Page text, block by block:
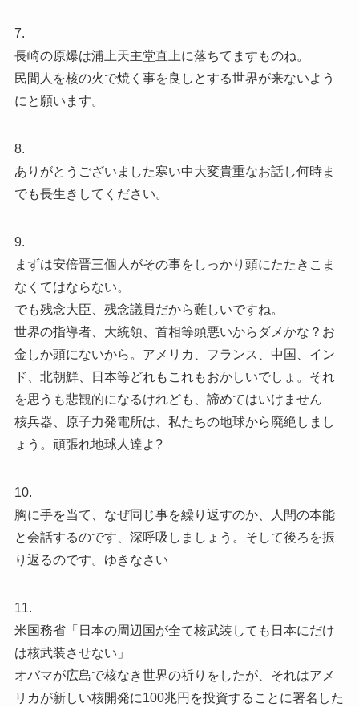
7.
長崎の原爆は浦上天主堂直上に落ちてますものね。
民間人を核の火で焼く事を良しとする世界が来ないよう
にと願います。
8.
ありがとうございました寒い中大変貴重なお話し何時ま
でも長生きしてください。
9.
まずは安倍晋三個人がその事をしっかり頭にたたきこま
なくてはならない。
でも残念大臣、残念議員だから難しいですね。
世界の指導者、大統領、首相等頭悪いからダメかな？お
金しか頭にないから。アメリカ、フランス、中国、イン
ド、北朝鮮、日本等どれもこれもおかしいでしょ。それ
を思うも悲観的になるけれども、諦めてはいけません
核兵器、原子力発電所は、私たちの地球から廃絶しまし
ょう。頑張れ地球人達よ?
10.
胸に手を当て、なぜ同じ事を繰り返すのか、人間の本能
と会話するのです、深呼吸しましょう。そして後ろを振
り返るのです。ゆきなさい
11.
米国務省「日本の周辺国が全て核武装しても日本にだけ
は核武装させない」
オバマが広島で核なき世界の祈りをしたが、それはアメ
リカが新しい核開発に100兆円を投資することに署名した